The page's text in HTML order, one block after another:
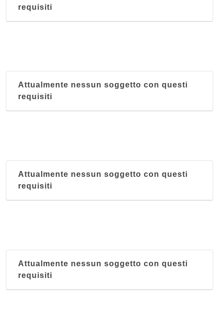
requisiti
Attualmente nessun soggetto con questi
requisiti
Attualmente nessun soggetto con questi
requisiti
Attualmente nessun soggetto con questi
requisiti